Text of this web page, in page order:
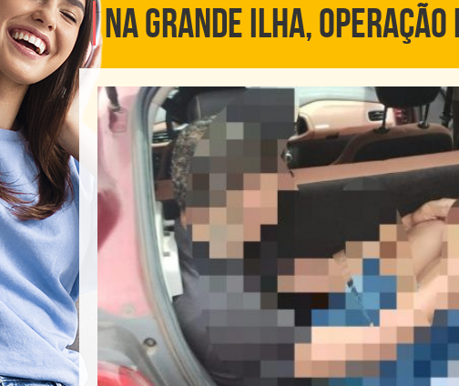
NA GRANDE ILHA,